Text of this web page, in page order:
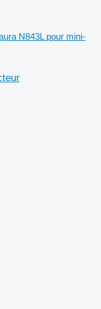
N843L pour mini-